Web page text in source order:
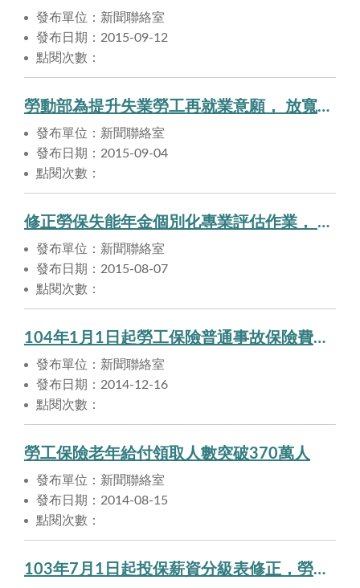
發布單位：新聞聯絡室
發布日期：2015-09-12
點閱次數：
勞動部為提升失業勞工再就業意願， 放寬失業給付等待期之認定。
發布單位：新聞聯絡室
發布日期：2015-09-04
點閱次數：
修正勞保失能年金個別化專業評估作業， 確保勞工給付權益。
發布單位：新聞聯絡室
發布日期：2015-08-07
點閱次數：
104年1月1日起勞工保險普通事故保險費率調高0.5%，保險費按被保險人投保薪資10%計算，請投保單位自是日起以新費率計收應繳之保險費。
發布單位：新聞聯絡室
發布日期：2014-12-16
點閱次數：
勞工保險老年給付領取人數突破370萬人
發布單位：新聞聯絡室
發布日期：2014-08-15
點閱次數：
103年7月1日起投保薪資分級表修正，勞保逕調作業及相關注意事項。